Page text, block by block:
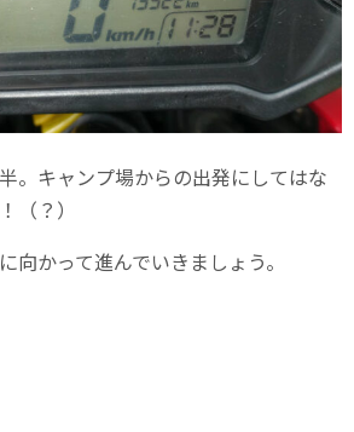
。キャンプ場からの出発にしてはな
（？）
向かって進んでいきましょう。